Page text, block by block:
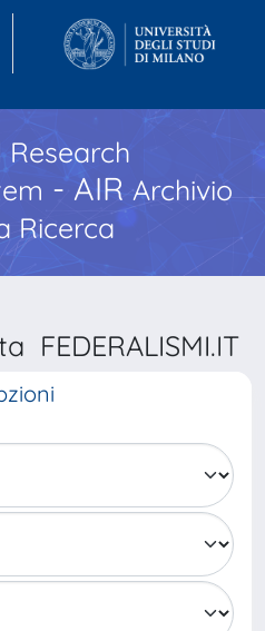
- AIR Archivio
Ricerca
FEDERALISMI.IT